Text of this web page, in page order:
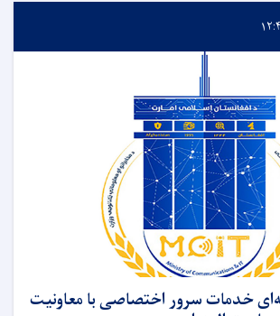
خدمات سرور اختصاصی با معاونیت